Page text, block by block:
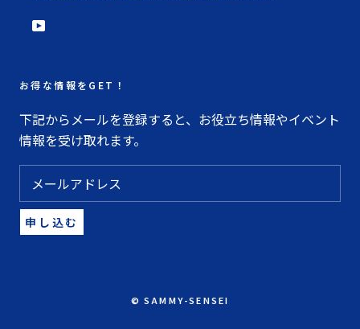
お得な情報をGET！
下記からメールを登録すると、お役立ち情報やイベント
情報を受け取れます。
申し込む
© SAMMY-SENSEI